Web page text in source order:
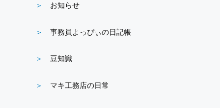
お知らせ
事務員よっぴぃの日記帳
豆知識
マキ工務店の日常